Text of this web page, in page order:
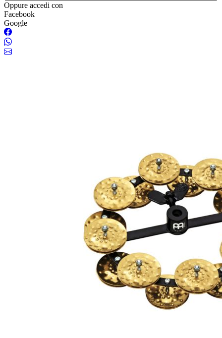
Oppure accedi con
Facebook
Google